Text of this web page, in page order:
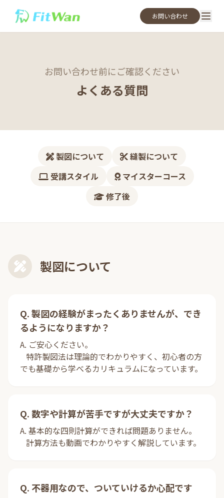
お問い合わせ
お問い合わせ前にご確認ください
よくある質問
製図について
縫製について
受講スタイル
マイスターコース
修了後
製図について
Q. 製図の経験がまったくありませんが、でき
るようになりますか？
A. ご安心ください。
特許製図法は理論的でわかりやすく、初心者の方
でも基礎から学べるカリキュラムになっています。
Q. 数字や計算が苦手ですが大丈夫ですか？
A. 基本的な四則計算ができれば問題ありません。
計算方法も動画でわかりやすく解説しています。
Q. 不器用なので、ついていけるか心配です